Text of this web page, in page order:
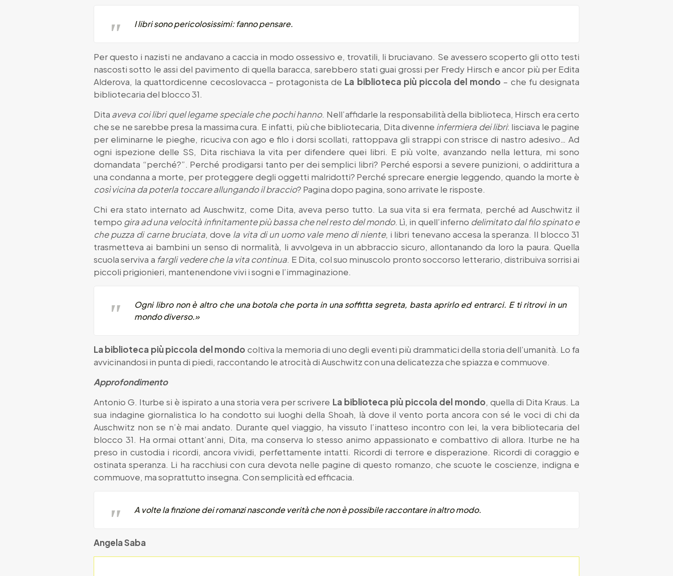
I libri sono pericolosissimi: fanno pensare.
Per questo i nazisti ne andavano a caccia in modo ossessivo e, trovatili, li bruciavano. Se avessero scoperto gli otto testi
nascosti sotto le assi del pavimento di quella baracca, sarebbero stati guai grossi per Fredy Hirsch e ancor più per Edita
Alderova, la quattordicenne cecoslovacca – protagonista de La biblioteca più piccola del mondo – che fu designata
bibliotecaria del blocco 31.
Dita aveva coi libri quel legame speciale che pochi hanno. Nell’affidarle la responsabilità della biblioteca, Hirsch era certo
che se ne sarebbe presa la massima cura. E infatti, più che bibliotecaria, Dita divenne infermiera dei libri: lisciava le pagine
per eliminarne le pieghe, ricuciva con ago e filo i dorsi scollati, rattoppava gli strappi con strisce di nastro adesivo… Ad
ogni ispezione delle SS, Dita rischiava la vita per difendere quei libri. E più volte, avanzando nella lettura, mi sono
domandata “perché?”. Perché prodigarsi tanto per dei semplici libri? Perché esporsi a severe punizioni, o addirittura a
una condanna a morte, per proteggere degli oggetti malridotti? Perché sprecare energie leggendo, quando la morte è
così vicina da poterla toccare allungando il braccio? Pagina dopo pagina, sono arrivate le risposte.
Chi era stato internato ad Auschwitz, come Dita, aveva perso tutto. La sua vita si era fermata, perché ad Auschwitz il
tempo gira ad una velocità infinitamente più bassa che nel resto del mondo. Lì, in quell’inferno delimitato dal filo spinato e
che puzza di carne bruciata, dove la vita di un uomo vale meno di niente, i libri tenevano accesa la speranza. Il blocco 31
trasmetteva ai bambini un senso di normalità, li avvolgeva in un abbraccio sicuro, allontanando da loro la paura. Quella
scuola serviva a fargli vedere che la vita continua. E Dita, col suo minuscolo pronto soccorso letterario, distribuiva sorrisi ai
piccoli prigionieri, mantenendone vivi i sogni e l’immaginazione.
Ogni libro non è altro che una botola che porta in una soffitta segreta, basta aprirlo ed entrarci. E ti ritrovi in un
mondo diverso.»
La biblioteca più piccola del mondo coltiva la memoria di uno degli eventi più drammatici della storia dell’umanità. Lo fa
avvicinandosi in punta di piedi, raccontando le atrocità di Auschwitz con una delicatezza che spiazza e commuove.
Approfondimento
Antonio G. Iturbe si è ispirato a una storia vera per scrivere La biblioteca più piccola del mondo, quella di Dita Kraus. La
sua indagine giornalistica lo ha condotto sui luoghi della Shoah, là dove il vento porta ancora con sé le voci di chi da
Auschwitz non se n’è mai andato. Durante quel viaggio, ha vissuto l’inatteso incontro con lei, la vera bibliotecaria del
blocco 31. Ha ormai ottant’anni, Dita, ma conserva lo stesso animo appassionato e combattivo di allora. Iturbe ne ha
preso in custodia i ricordi, ancora vividi, perfettamente intatti. Ricordi di terrore e disperazione. Ricordi di coraggio e
ostinata speranza. Li ha racchiusi con cura devota nelle pagine di questo romanzo, che scuote le coscienze, indigna e
commuove, ma soprattutto insegna. Con semplicità ed efficacia.
A volte la finzione dei romanzi nasconde verità che non è possibile raccontare in altro modo.
Angela Saba